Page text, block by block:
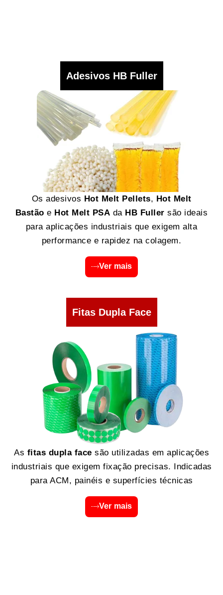
Adesivos HB Fuller
Os adesivos Hot Melt Pellets, Hot Melt
Bastão e Hot Melt PSA da HB Fuller são ideais
para aplicações industriais que exigem alta
performance e rapidez na colagem.
Ver mais
Fitas Dupla Face
As fitas dupla face são utilizadas em aplicações
industriais que exigem fixação precisas. Indicadas
para ACM, painéis e superfícies técnicas
Ver mais